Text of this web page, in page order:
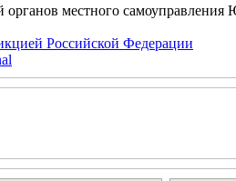
органов местного
Российской Федерации